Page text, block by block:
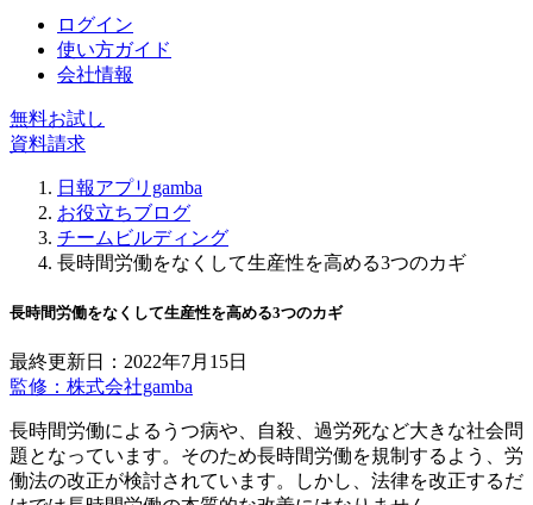
ログイン
使い方ガイド
会社情報
無料お試し
資料請求
日報アプリgamba
お役立ちブログ
チームビルディング
長時間労働をなくして生産性を高める3つのカギ
長時間労働をなくして生産性を高める3つのカギ
最終更新日：2022年7月15日
監修：株式会社gamba
長時間労働によるうつ病や、自殺、過労死など大きな社会問
題となっています。そのため長時間労働を規制するよう、労
働法の改正が検討されています。しかし、法律を改正するだ